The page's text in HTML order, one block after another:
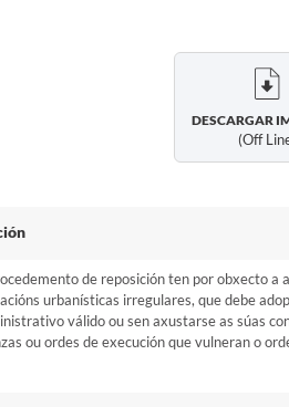
DESCARGAR
(off
de reposición ten por obxecto a
urbanísticas irregulares, que debe
válido ou sen axustarse as súas
ou ordes de execución que vulneran o